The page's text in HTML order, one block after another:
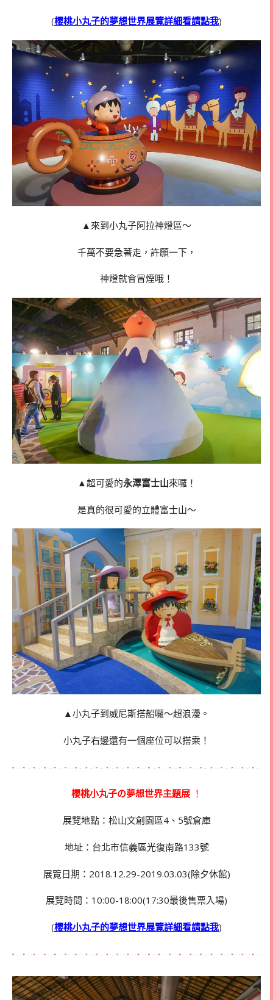
(櫻桃小丸子的夢想世界展覽詳細看請點我)
▲來到小丸子阿拉神燈區～
千萬不要急著走，許願一下，
神燈就會冒煙哦！
▲超可愛的永澤富士山來囉！
是真的很可愛的立體富士山～
▲小丸子到威尼斯搭船囉～超浪漫。
小丸子右邊還有一個座位可以搭乘！
櫻桃小丸子の夢想世界主題展 ！
展覽地點：松山文創園區4、5號倉庫
地址：台北市信義區光復南路133號
展覽日期：2018.12.29-2019.03.03(除夕休館)
展覽時間：10:00-18:00(17:30最後售票入場)
(櫻桃小丸子的夢想世界展覽詳細看請點我)